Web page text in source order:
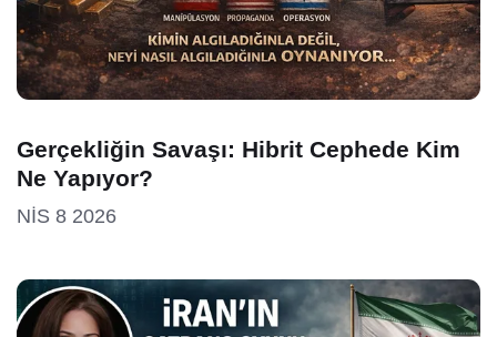
Gerçekliğin Savaşı: Hibrit Cephede Kim
Ne Yapıyor?
NIS 8 2026